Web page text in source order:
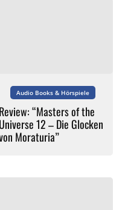
Audio Books & Hörspiele
Review: “Masters of the
Universe 12 – Die Glocken
Moraturia”